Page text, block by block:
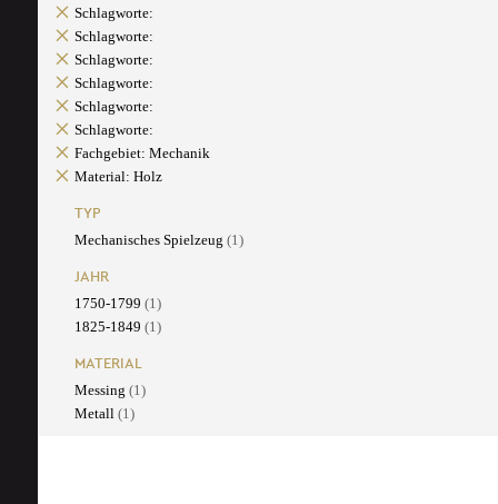
Schlagworte:
Schlagworte:
Schlagworte:
Schlagworte:
Schlagworte:
Schlagworte:
Fachgebiet: Mechanik
Material: Holz
TYP
Mechanisches Spielzeug (1)
JAHR
1750-1799 (1)
1825-1849 (1)
MATERIAL
Messing (1)
Metall (1)